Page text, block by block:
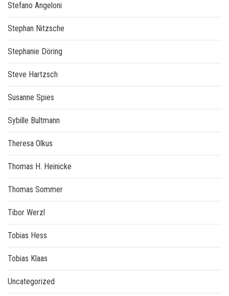
Stefano Angeloni
Stephan Nitzsche
Stephanie Döring
Steve Hartzsch
Susanne Spies
Sybille Bultmann
Theresa Olkus
Thomas H. Heinicke
Thomas Sommer
Tibor Werzl
Tobias Hess
Tobias Klaas
Uncategorized